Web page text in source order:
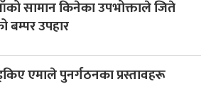
सामान किनेका उपभोक्ताले जिते
बम्पर उपहार
एमाले पुनर्गठनका प्रस्तावहरू